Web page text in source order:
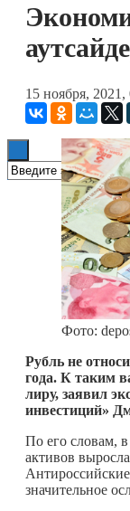
Книги
15 ноября, 2021,
Фото:
Рубль не
года. К таким
лиру, заявил
инвестиций»
По его словам,
активов
значительное